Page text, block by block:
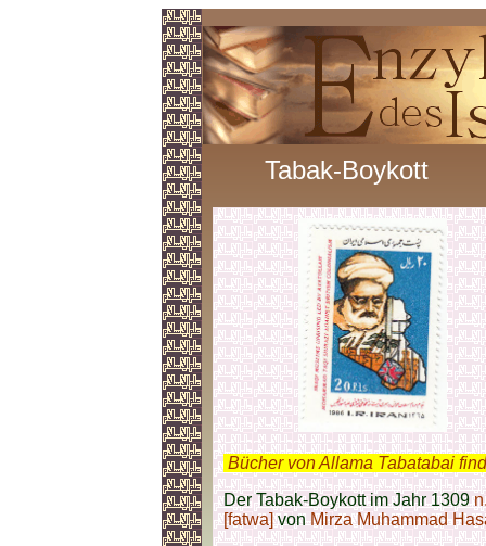
Tabak-Boykott
Bücher von Allama Tabatabai
Der Tabak-Boykott im Jahr 1309
[fatwa]vonMirza Muhammad